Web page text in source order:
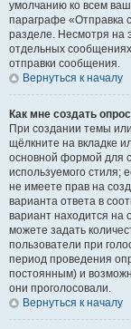
умолчанию ко всем
параграфе «Отправка
разделе. Несмотря на
отдельных
отправки сообщения.
Вернуться к началу
Как мне создать
При создании темы
щёлкните на вкладке
основной формой для
используемого стиля;
не имеете прав на
варианта ответа в
вариант находится на
можете задать
пользователи при
период проведения
постоянным) и
они проголосовали.
Вернуться к началу